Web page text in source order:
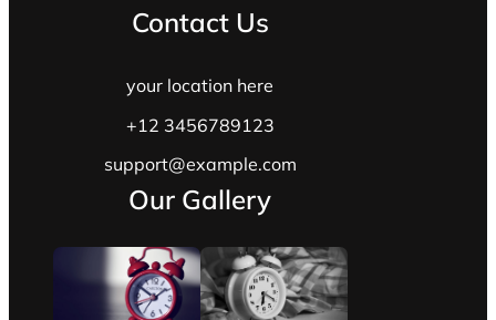
Contact Us
your location here
+12 3456789123
support@example.com
Our Gallery